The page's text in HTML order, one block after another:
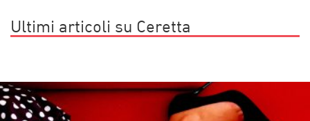
Ultimi articoli su Ceretta